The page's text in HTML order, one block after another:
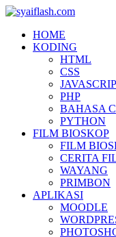
HOME
KODING
HTML
CSS
PHP
BAHASA C
PYTHON
FILM BIOSKOP
FILM
CERITA
WAYANG
PRIMBON
APLIKASI
MOODLE